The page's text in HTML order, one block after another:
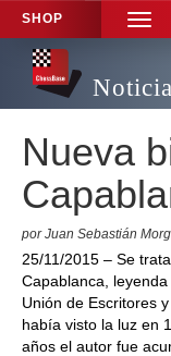
SHOP
Nueva
por Juan Sebastián
25/11/2015 – Se
Capablanca,
Unión de Escritores
había visto la luz en
años el autor fue